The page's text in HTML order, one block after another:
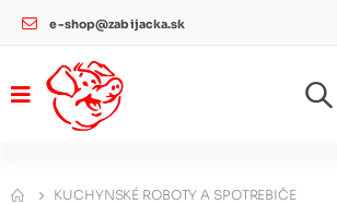
e-shop@zabijacka.sk
KUCHYNSKÉ ROBOTY A SPOTREBIČE